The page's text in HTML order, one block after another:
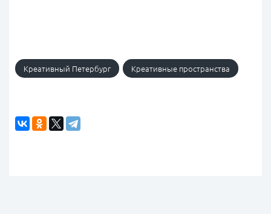
Креативный Петербург Креативные пространства